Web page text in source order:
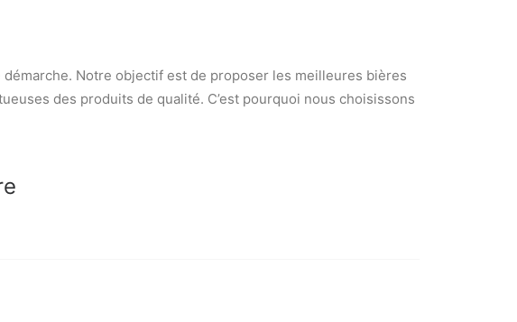
Notre objectif est de proposer les meilleures bières
des produits de qualité. C’est pourquoi nous choisissons